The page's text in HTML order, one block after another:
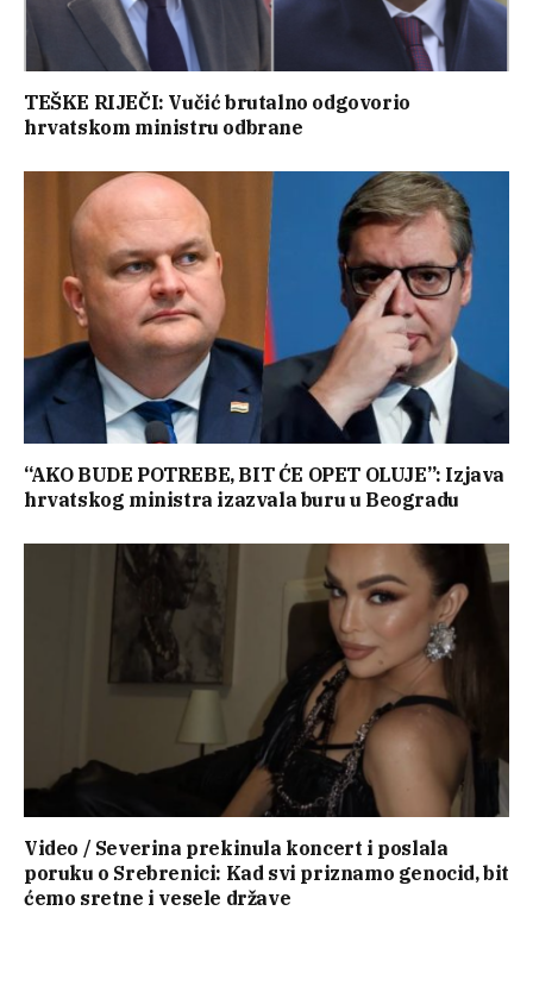
TEŠKE RIJEČI: Vučić brutalno odgovorio
hrvatskom ministru odbrane
“AKO BUDE POTREBE, BIT ĆE OPET OLUJE”: Izjava
hrvatskog ministra izazvala buru u Beogradu
Video / Severina prekinula koncert i poslala
poruku o Srebrenici: Kad svi priznamo genocid, bit
ćemo sretne i vesele države